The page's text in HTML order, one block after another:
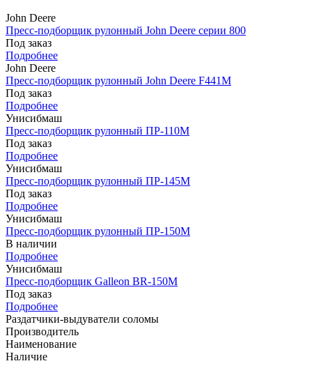
John Deere
Пресс-подборщик рулонный John Deere серии 800
Под заказ
Подробнее
John Deere
Пресс-подборщик рулонный John Deere F441M
Под заказ
Подробнее
Унисибмаш
Пресс-подборщик рулонный ПР-110М
Под заказ
Подробнее
Унисибмаш
Пресс-подборщик рулонный ПР-145М
Под заказ
Подробнее
Унисибмаш
Пресс-подборщик рулонный ПР-150М
В наличии
Подробнее
Унисибмаш
Пресс-подборщик Galleon BR-150М
Под заказ
Подробнее
Раздатчики-выдуватели соломы
Производитель
Наименование
Наличие